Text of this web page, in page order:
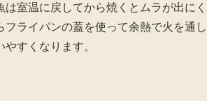
は室温に戻してから焼くとムラが出に
フライパンの蓋を使って余熱で火を通
やすくなります。